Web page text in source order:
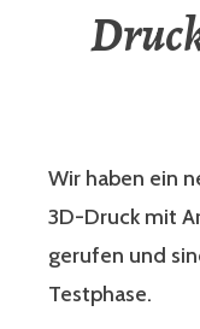
Wir haben ein
3D-Druck mit
gerufen und
Testphase.